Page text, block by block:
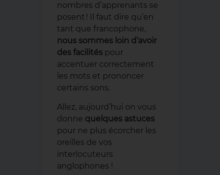
nombres d’apprenants se
posent ! Il faut dire qu’en
tant que francophone,
nous sommes loin d’avoir
des facilités pour
accentuer correctement
les mots et prononcer
certains sons.
Allez, aujourd’hui on vous
donne quelques astuces
pour ne plus écorcher les
oreilles de vos
interlocuteurs
anglophones !